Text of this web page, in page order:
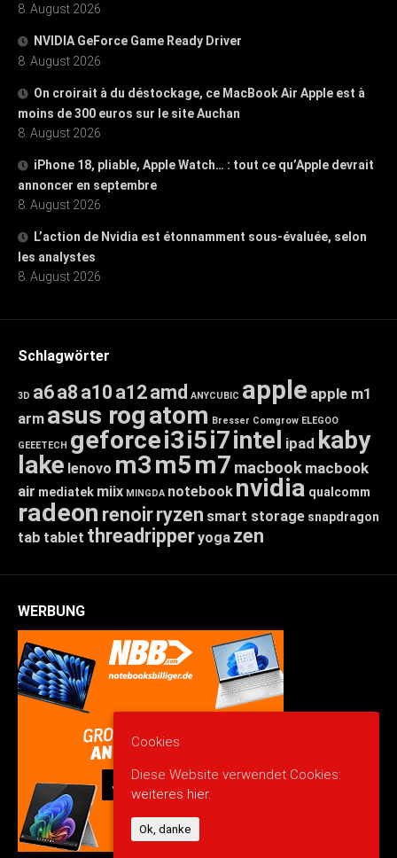
8. August 2026
NVIDIA GeForce Game Ready Driver
8. August 2026
On croirait à du déstockage, ce MacBook Air Apple est à
moins de 300 euros sur le site Auchan
8. August 2026
iPhone 18, pliable, Apple Watch… : tout ce qu’Apple devrait
annoncer en septembre
8. August 2026
L’action de Nvidia est étonnamment sous-évaluée, selon
les analystes
8. August 2026
Schlagwörter
3D a6a8 a10 a12amd ANYCUBIC apple apple m1
arm asus rogatom Bresser Comgrow ELEGOO
GEEETECH geforcei3i5i7intel ipad kaby
lake lenovo m3m5m7 macbook macbook
air mediatek miix MINGDA notebook nvidia qualcomm
radeon renoirryzen smart storage snapdragon
tab tablet threadripperyoga zen
WERBUNG
Cookies
Diese Website verwendet Cookies:
weiteres hier.
Ok, danke